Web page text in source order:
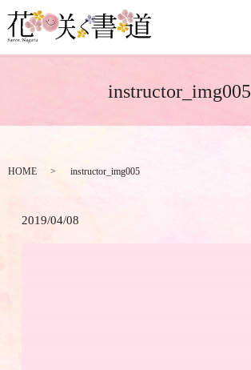
instructor_img005
HOME instructor_img005
2019/04/08